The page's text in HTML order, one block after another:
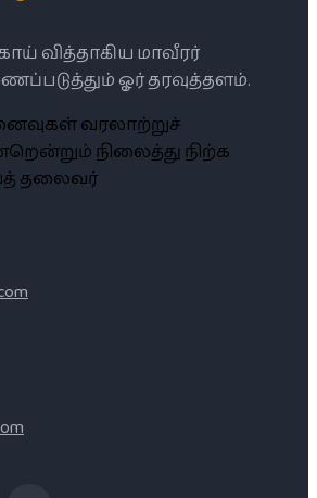
வித்தாகிய மாவீரர்
ஓர் தரவுத்தளம்.
வரலாற்றுச்
நிலைத்து நிற்க
தலைவர்